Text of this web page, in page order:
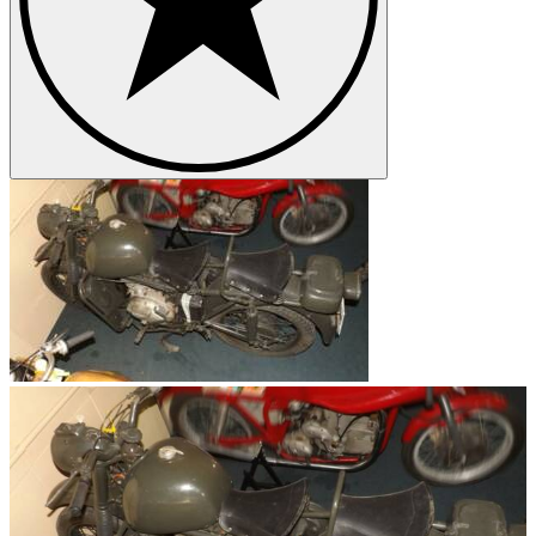
Hubraum bis 741 Kubikzentimetern.
Ab 1925 stellte Bianchi Sport-Motorräder her, die auch für
Rennveranstaltungen eingesetzt wurden. Bis 1930 waren diese
Motorräder die erfolgreichsten italienischen im Motorsport. Die
Produktion von sportlichen Motorrädern wurde auch in den 1930ern
erfolgreich aufrecht gehalten, wenngleich eine vierzylindrige
Supersportversion nicht über die Prototypenphase hinaus gelangte.
In den 1920ern und 1930ern stellte Bianchi auch einige Limousinen
her, von denen der S8 die Bekannteste war.
Bianchi - Zweiter Weltkrieg bis heute
Während des Zweiten Weltkriegs stellte Bianchi zunächst Trucks für
das italienische Militär her, bevor schwere Bombardierungen die
Werke nahezu vollständig zerstörten. Gerade als 1946 die Werke
wieder vollständig aufgebaut waren, starb Firmengründer Edoardo
Bianchi und das Unternehmen ging auf dessen Sohn über. Bianchi
nahm die Produktion von Fahrrädern, Motorrädern und Autos
wieder auf.
In der Motorradproduktion wurde schnell wieder eine Vielzahl an
Modellen angeboten. Dazu zählten im Bereich der Achtelliter-
Maschinen die Bianchina, die Aquilotto sowie die Bernina. Die